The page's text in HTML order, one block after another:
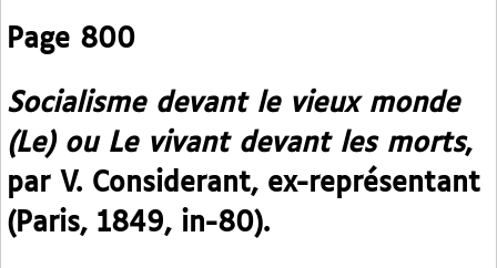
Page 800
Socialisme devant le vieux monde
(Le) ou Le vivant devant les morts,
par V. Considerant, ex-représentant
(Paris, 1849, in-80).